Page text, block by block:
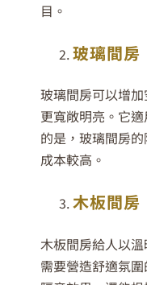
目。
玻璃間房
玻璃間房可以增
更寬敞明亮。它
的是，玻璃間房
成本較高。
木板間房
木板間房給人以
需要營造舒適氛